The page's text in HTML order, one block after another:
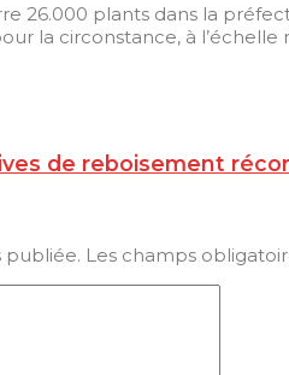
26.000 plants dans la
la circonstance, à
de reboisement
publiée. Les champs